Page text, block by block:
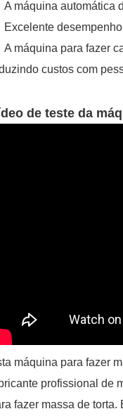
A máquina automática
Excelente
A máquina para fazer
custos com
de teste da
máquina para fazer
profissional de
fazer massa de